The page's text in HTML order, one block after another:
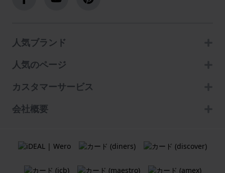
人気ブランド
人気のページ
カスタマーサービス
会社概要